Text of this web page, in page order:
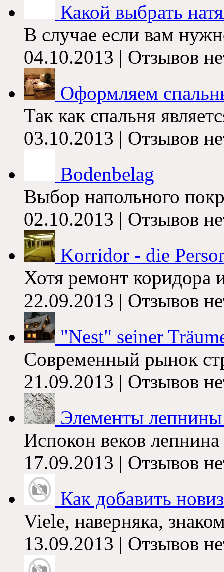
Какой выбрать
В случае если вам
04.10.2013 | Отзывов
Оформляем
Так как спальня
03.10.2013 | Отзывов
Bodenbelag
Выбор напольного
02.10.2013 | Отзывов
Korridor - die
Хотя ремонт коридора
22.09.2013 | Отзывов
"Nest" seiner
Современный рынок
21.09.2013 | Отзывов
Элементы лепнины
Испокон веков
17.09.2013 | Отзывов
Как добавить
Viele, наверняка,
13.09.2013 | Отзывов